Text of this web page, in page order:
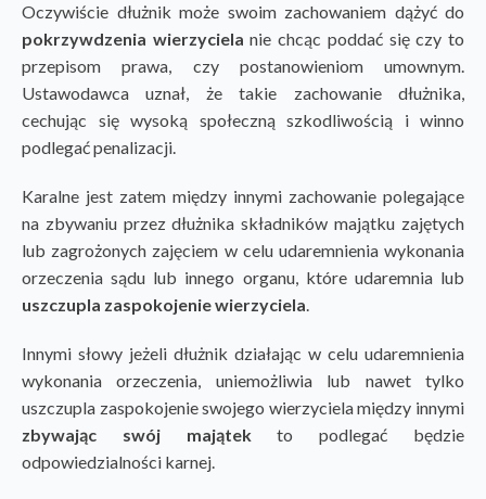
Oczywiście dłużnik może swoim zachowaniem dążyć do
pokrzywdzenia wierzyciela nie chcąc poddać się czy to
przepisom prawa, czy postanowieniom umownym.
Ustawodawca uznał, że takie zachowanie dłużnika,
cechując się wysoką społeczną szkodliwością i winno
podlegać penalizacji.
Karalne jest zatem między innymi zachowanie polegające
na zbywaniu przez dłużnika składników majątku zajętych
lub zagrożonych zajęciem w celu udaremnienia wykonania
orzeczenia sądu lub innego organu, które udaremnia lub
uszczupla zaspokojenie wierzyciela.
Innymi słowy jeżeli dłużnik działając w celu udaremnienia
wykonania orzeczenia, uniemożliwia lub nawet tylko
uszczupla zaspokojenie swojego wierzyciela między innymi
zbywając swój majątekto podlegać będzie
odpowiedzialności karnej.